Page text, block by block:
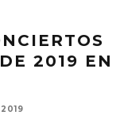
2019 EN